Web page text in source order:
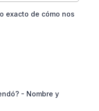
exacto de cómo nos
- Nombre y